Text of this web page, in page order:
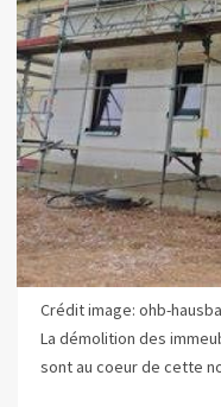
Crédit image: ohb-
La démolition des
sont au coeur de cette